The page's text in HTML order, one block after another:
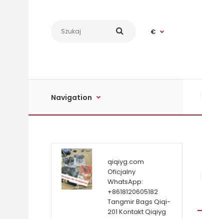
€
Navigation
qiqiyg.com
Oficjalny
WhatsApp:
+8618120605182
Tangmir Bags Qiqi-
201 Kontakt Qiqiyg